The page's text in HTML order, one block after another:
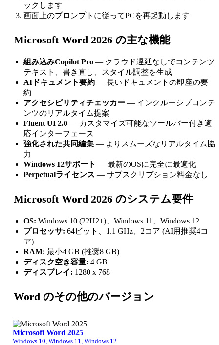
ックします
画面上のプロンプトに従ってPCを再起動します
Microsoft Word 2026 の主な機能
組み込みCopilot Pro — クラウド遅延なしでコンテンツ
テキスト、書き直し、スタイル調整を生成
AIドキュメント要約 — 長いドキュメントの即座の要
約
アクセシビリティチェッカー — インクルーシブコンテ
ンツのリアルタイム提案
Fluent UI 2.0 — カスタマイズ可能なツールバー付き適
応インターフェース
強化された共同編集 — よりスムーズなリアルタイム協
力
Windows 12サポート — 最新のOSに完全に最適化
Perpetualライセンス — サブスクリプション料金なし
Microsoft Word 2026 のシステム要件
OS: Windows 10 (22H2+)、Windows 11、Windows 12
プロセッサ: 64ビット、1.1 GHz、2コア (AI用推奨4コ
ア)
RAM: 最小4 GB (推奨8 GB)
ディスク空き容量: 4 GB
ディスプレイ: 1280 x 768
Word のその他のバージョン
Microsoft Word 2025
Windows 10, Windows 11, Windows 12